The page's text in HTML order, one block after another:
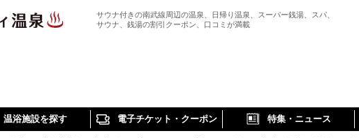
サウナ付きの南武線周辺の温泉、日帰り温泉、スーパー銭湯、スパ、
サウナ、銭湯の割引クーポン、口コミが満載
温浴施設を探す 電子チケット・クーポン 特集・ニュース